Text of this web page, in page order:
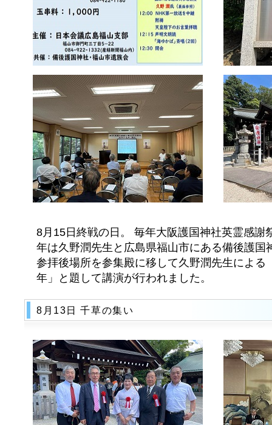
8月15日終戦の日。 毎年大阪護国神社英霊感謝
年は久野潤先生と広島県福山市にある備後護国
参拝後場所を参集殿に移して久野潤先生による
年」と題して講演が行われました。
8月13日 千草の集い